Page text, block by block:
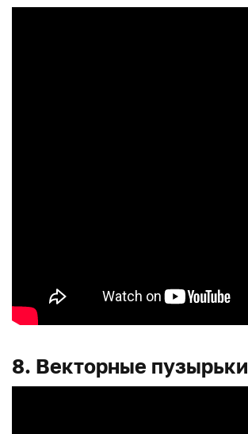
8. Векторные пузырьки